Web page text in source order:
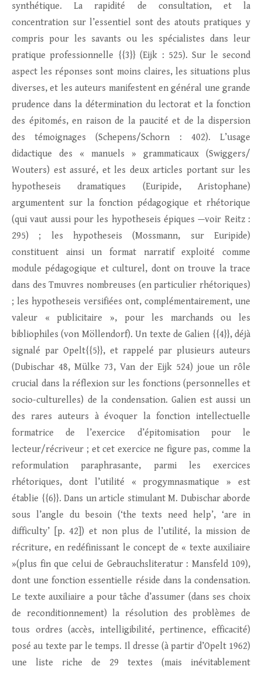
synthétique. La rapidité de consultation, et la
concentration sur l’essentiel sont des atouts pratiques y
compris pour les savants ou les spécialistes dans leur
pratique professionnelle {{3}} (Eijk : 525). Sur le second
aspect les réponses sont moins claires, les situations plus
diverses, et les auteurs manifestent en général une grande
prudence dans la détermination du lectorat et la fonction
des épitomés, en raison de la paucité et de la dispersion
des témoignages (Schepens/Schorn : 402). L’usage
didactique des « manuels » grammaticaux (Swiggers/
Wouters) est assuré, et les deux articles portant sur les
hypotheseis dramatiques (Euripide, Aristophane)
argumentent sur la fonction pédagogique et rhétorique
(qui vaut aussi pour les hypotheseis épiques —voir Reitz :
295) ; les hypotheseis (Mossmann, sur Euripide)
constituent ainsi un format narratif exploité comme
module pédagogique et culturel, dont on trouve la trace
dans des Tmuvres nombreuses (en particulier rhétoriques)
; les hypotheseis versifiées ont, complémentairement, une
valeur « publicitaire », pour les marchands ou les
bibliophiles (von Möllendorf). Un texte de Galien {{4}}, déjà
signalé par Opelt{{5}}, et rappelé par plusieurs auteurs
(Dubischar 48, Mülke 73, Van der Eijk 524) joue un rôle
crucial dans la réflexion sur les fonctions (personnelles et
socio-culturelles) de la condensation. Galien est aussi un
des rares auteurs à évoquer la fonction intellectuelle
formatrice de l’exercice d’épitomisation pour le
lecteur/récriveur ; et cet exercice ne figure pas, comme la
reformulation paraphrasante, parmi les exercices
rhétoriques, dont l’utilité « progymnasmatique » est
établie {{6}}. Dans un article stimulant M. Dubischar aborde
sous l’angle du besoin (‘the texts need help’, ‘are in
difficulty’ [p. 42]) et non plus de l’utilité, la mission de
récriture, en redéfinissant le concept de « texte auxiliaire
»(plus fin que celui de Gebrauchsliteratur : Mansfeld 109),
dont une fonction essentielle réside dans la condensation.
Le texte auxiliaire a pour tâche d’assumer (dans ses choix
de reconditionnement) la résolution des problèmes de
tous ordres (accès, intelligibilité, pertinence, efficacité)
posé au texte par le temps. Il dresse (à partir d’Opelt 1962)
une liste riche de 29 textes (mais inévitablement